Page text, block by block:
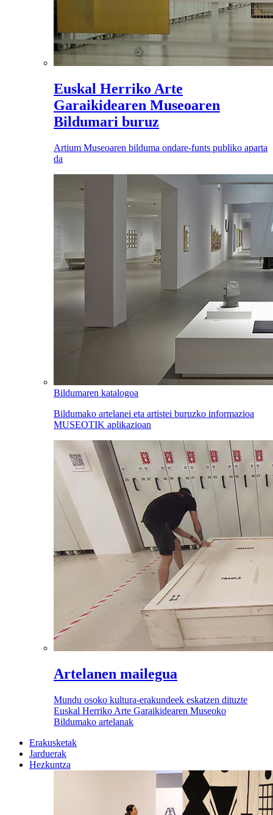
Euskal Herriko Arte
Garaikidearen Museoaren
Bildumari buruz
Artium Museoaren bilduma ondare-funts publiko aparta
da
Bildumaren katalogoa
Bildumako artelanei eta artistei buruzko informazioa
MUSEOTIK aplikazioan
Artelanen mailegua
Mundu osoko kultura-erakundeek eskatzen dituzte
Euskal Herriko Arte Garaikidearen Museoko
Bildumako artelanak
Erakusketak
Jarduerak
Hezkuntza